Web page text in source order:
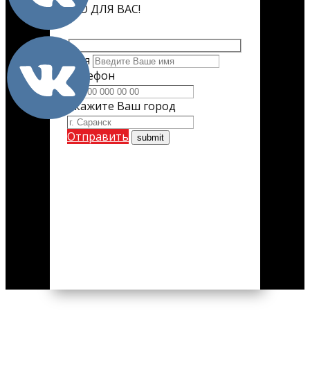
ЕГО ДЛЯ ВАС!
Имя
Телефон
Укажите Ваш город
Отправить